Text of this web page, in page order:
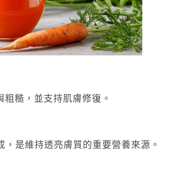
糙，並支持肌膚修復。
是維持透亮膚質的重要營養來源。